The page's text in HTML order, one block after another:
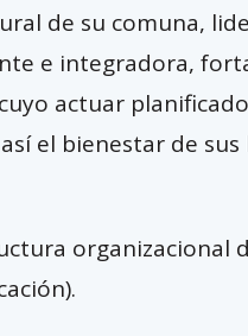
de su comuna,
e integradora,
actuar
el bienestar de
organizacional